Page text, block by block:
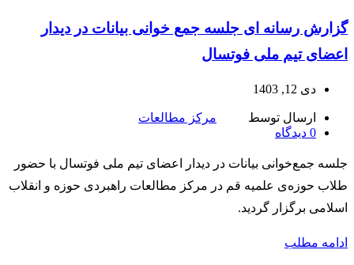
گزارش رسانه ای جلسه جمع خوانی بیانات در دیدار
اعضای تیم ملی فوتسال
دی 12, 1403
ارسال توسط
مرکز مطالعات
0 دیدگاه
جلسه جمع‌خوانی بیانات در دیدار اعضای تیم ملی فوتسال با حضور
طلاب حوزه‌ی علمیه قم در مرکز مطالعات راهبردی حوزه و انقلاب
اسلامی برگزار گردید.
ادامه مطلب